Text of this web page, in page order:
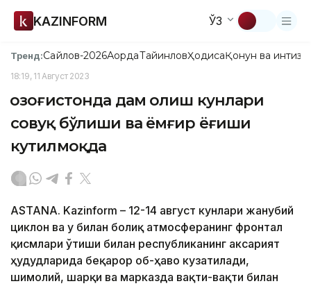
KAZINFORM ЎЗ
Тренд:Сайлов-2026АқордаТайинловҲодисаҚонун ва
18:19, 11 Август 2023
Қозоғистонда дам олиш кунлари
совуқ бўлиши ва ёмғир ёғиши
кутилмоқда
ASTANA. Kazinform – 12-14 август кунлари жанубий
циклон ва у билан боғлиқ атмосферанинг фронтал
қисмлари ўтиши билан республиканинг аксарият
ҳудудларида беқарор об-ҳаво кузатилади,
шимолий, шарқи ва марказда вақти-вақти билан